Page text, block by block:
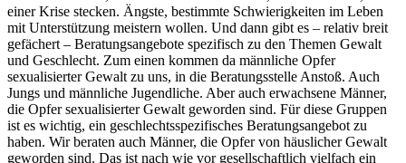
einer Krise stecken. Ängste, bestimmte Schwierigkeiten im Leben
mit Unterstützung meistern wollen. Und dann gibt es – relativ breit
gefächert – Beratungsangebote spezifisch zu den Themen Gewalt
und Geschlecht. Zum einen kommen da männliche Opfer
sexualisierter Gewalt zu uns, in die Beratungsstelle Anstoß. Auch
Jungs und männliche Jugendliche. Aber auch erwachsene Männer,
die Opfer sexualisierter Gewalt geworden sind. Für diese Gruppen
ist es wichtig, ein geschlechtsspezifisches Beratungsangebot zu
haben. Wir beraten auch Männer, die Opfer von häuslicher Gewalt
geworden sind. Das ist nach wie vor gesellschaftlich vielfach ein